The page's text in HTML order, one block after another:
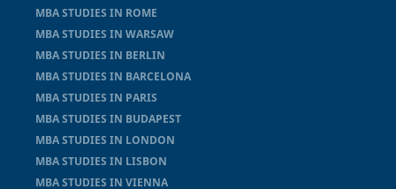
MBA STUDIES IN ROME
MBA STUDIES IN WARSAW
MBA STUDIES IN BERLIN
MBA STUDIES IN BARCELONA
MBA STUDIES IN PARIS
MBA STUDIES IN BUDAPEST
MBA STUDIES IN LONDON
MBA STUDIES IN LISBON
MBA STUDIES IN VIENNA